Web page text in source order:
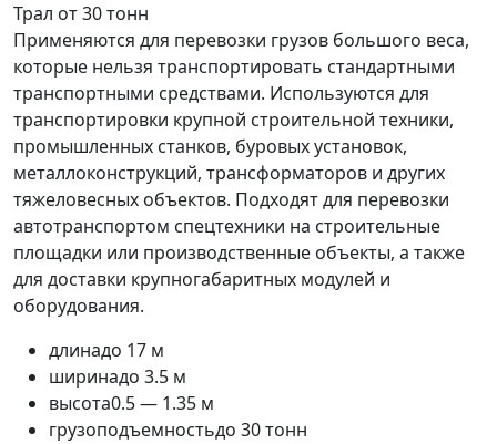
Трал от 30 тонн
Применяются для перевозки грузов большого веса,
которые нельзя транспортировать стандартными
транспортными средствами. Используются для
транспортировки крупной строительной техники,
промышленных станков, буровых установок,
металлоконструкций, трансформаторов и других
тяжеловесных объектов. Подходят для перевозки
автотранспортом спецтехники на строительные
площадки или производственные объекты, а также
для доставки крупногабаритных модулей и
оборудования.
длинадо 17 м
ширинадо 3.5 м
высота0.5 — 1.35 м
грузоподъемностьдо 30 тонн